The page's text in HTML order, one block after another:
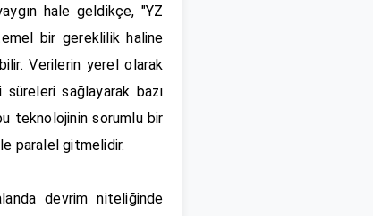
hale geldikçe, "YZ
bir gereklilik haline
Verilerin yerel olarak
sağlayarak bazı
teknolojinin sorumlu bir
paralel gitmelidir.
devrim niteliğinde